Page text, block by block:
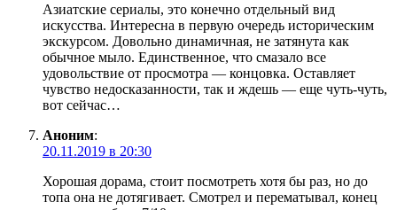
Азиатские сериалы, это конечно отдельный вид
искусства. Интересна в первую очередь историческим
экскурсом. Довольно динамичная, не затянута как
обычное мыло. Единственное, что смазало все
удовольствие от просмотра — концовка. Оставляет
чувство недосказанности, так и ждешь — еще чуть-чуть,
вот сейчас…
Аноним:
20.11.2019 в 20:30
Хорошая дорама, стоит посмотреть хотя бы раз, но до
топа она не дотягивает. Смотрел и перематывал, конец